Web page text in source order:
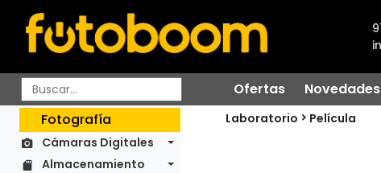
Ofertas Novedades
Fotografía
Cámaras Digitales
Almacenamiento
Laboratorio Película